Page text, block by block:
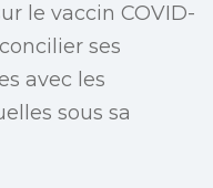
le vaccin COVID-
ses
avec les
sous sa